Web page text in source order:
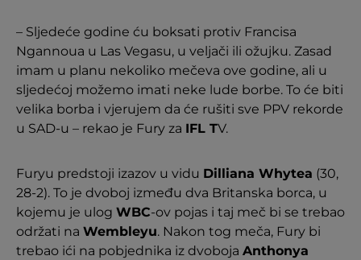
– Sljedeće godine ću boksati protiv Francisa
Ngannoua u Las Vegasu, u veljači ili ožujku. Zasad
imam u planu nekoliko mečeva ove godine, ali u
sljedećoj možemo imati neke lude borbe. To će biti
velika borba i vjerujem da će rušiti sve PPV rekorde
u SAD-u – rekao je Fury za IFL TV.
Furyu predstoji izazov u vidu Dilliana Whytea (30,
28-2). To je dvoboj između dva Britanska borca, u
kojemu je ulog WBC-ov pojas i taj meč bi se trebao
održati na Wembleyu. Nakon tog meča, Fury bi
trebao ići na pobjednika iz dvoboja Anthonya